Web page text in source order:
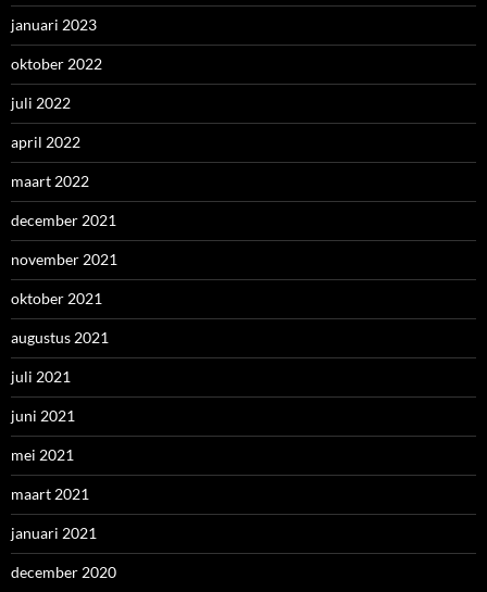
januari 2023
oktober 2022
juli 2022
april 2022
maart 2022
december 2021
november 2021
oktober 2021
augustus 2021
juli 2021
juni 2021
mei 2021
maart 2021
januari 2021
december 2020